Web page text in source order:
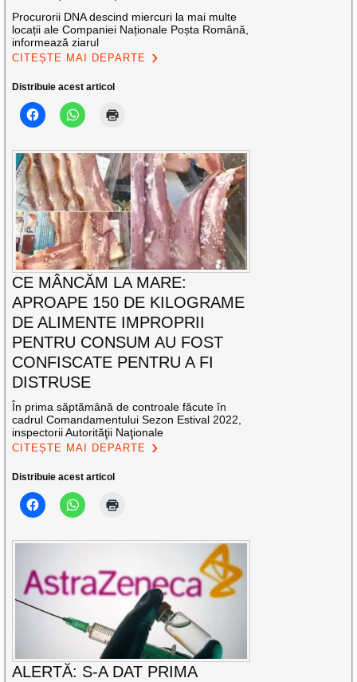
Procurorii DNA descind miercuri la mai multe
locații ale Companiei Naționale Poșta Română,
informează ziarul
CITEȘTE MAI DEPARTE
Distribuie acest articol
CE MÂNCĂM LA MARE:
APROAPE 150 DE KILOGRAME
DE ALIMENTE IMPROPRII
PENTRU CONSUM AU FOST
CONFISCATE PENTRU A FI
DISTRUSE
În prima săptămână de controale făcute în
cadrul Comandamentului Sezon Estival 2022,
inspectorii Autorităţii Naţionale
CITEȘTE MAI DEPARTE
Distribuie acest articol
ALERTĂ: S-A DAT PRIMA